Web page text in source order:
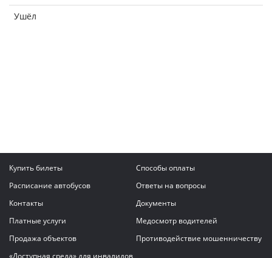
Ушёл
Купить билеты
Способы оплаты
Расписание автобусов
Ответы на вопросы
Контакты
Документы
Платные услуги
Медосмотр водителей
Продажа объектов
Противодействие мошенничеству
«Доступная среда» для инвалидов